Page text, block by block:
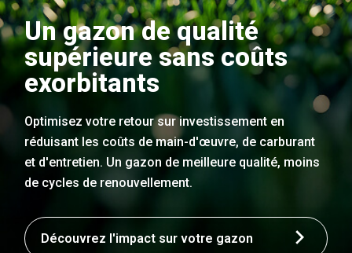
Un gazon de qualité
supérieure sans coûts
exorbitants
Optimisez votre retour sur investissement en
réduisant les coûts de main-d'œuvre, de carburant
et d'entretien. Un gazon de meilleure qualité, moins
de cycles de renouvellement.
Découvrez l'impact sur votre gazon